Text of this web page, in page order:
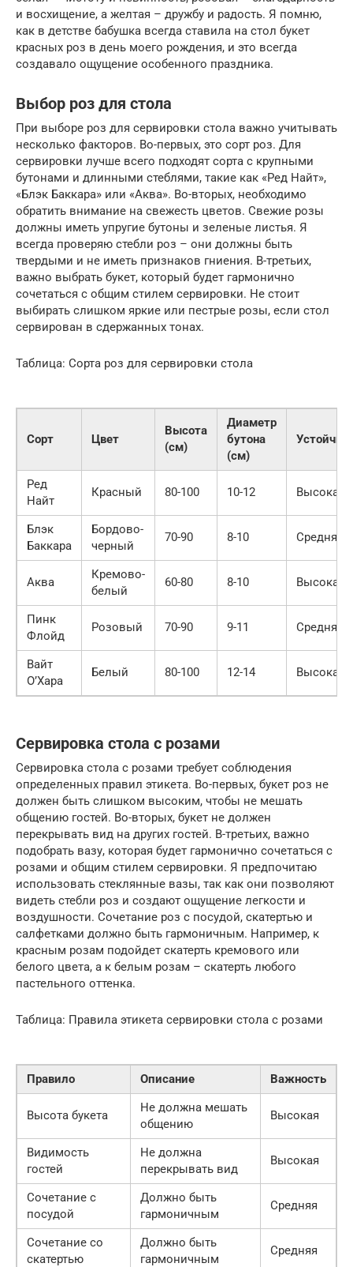
и восхищение, а желтая – дружбу и радость. Я помню,
как в детстве бабушка всегда ставила на стол букет
красных роз в день моего рождения, и это всегда
создавало ощущение особенного праздника.
Выбор роз для стола
При выборе роз для сервировки стола важно учитывать
несколько факторов. Во-первых, это сорт роз. Для
сервировки лучше всего подходят сорта с крупными
бутонами и длинными стеблями, такие как «Ред Найт»,
«Блэк Баккара» или «Аква». Во-вторых, необходимо
обратить внимание на свежесть цветов. Свежие розы
должны иметь упругие бутоны и зеленые листья. Я
всегда проверяю стебли роз – они должны быть
твердыми и не иметь признаков гниения. В-третьих,
важно выбрать букет, который будет гармонично
сочетаться с общим стилем сервировки. Не стоит
выбирать слишком яркие или пестрые розы, если стол
сервирован в сдержанных тонах.
Таблица: Сорта роз для сервировки стола
Сорт Цвет
Высота
(см)
Диаметр
бутона
(см)
Ред
Найт
Красный 80-100 10-12 Высокая
Блэк
Баккара
Бордово-
черный
70-90 8-10 Средняя
Аква
Кремово-
белый
60-80 8-10 Высокая
Пинк
Флойд
Розовый 70-90 9-11 Средняя
Вайт
О’Хара
Белый 80-100 12-14 Высокая
Сервировка стола с розами
Сервировка стола с розами требует соблюдения
определенных правил этикета. Во-первых, букет роз не
должен быть слишком высоким, чтобы не мешать
общению гостей. Во-вторых, букет не должен
перекрывать вид на других гостей. В-третьих, важно
подобрать вазу, которая будет гармонично сочетаться с
розами и общим стилем сервировки. Я предпочитаю
использовать стеклянные вазы, так как они позволяют
видеть стебли роз и создают ощущение легкости и
воздушности. Сочетание роз с посудой, скатертью и
салфетками должно быть гармоничным. Например, к
красным розам подойдет скатерть кремового или
белого цвета, а к белым розам – скатерть любого
пастельного оттенка.
Таблица: Правила этикета сервировки стола с розами
Правило Описание Важность
Высота букета
Не должна мешать
общению
Высокая
Видимость
гостей
Не должна
перекрывать вид
Высокая
Сочетание с
посудой
Должно быть
гармоничным
Средняя
Сочетание со
скатертью
Должно быть
гармоничным
Средняя